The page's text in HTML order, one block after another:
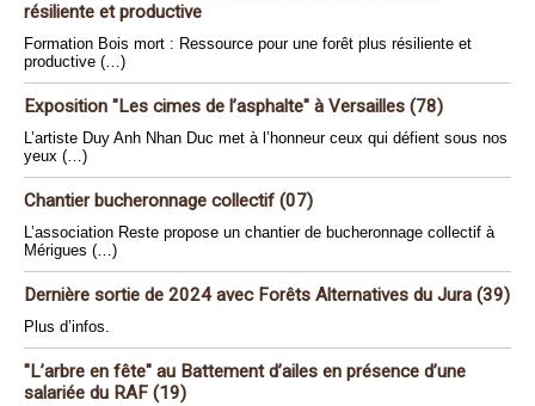
résiliente et productive
Formation Bois mort : Ressource pour une forêt plus résiliente et
productive (…)
Exposition "Les cimes de l’asphalte" à Versailles (78)
L’artiste Duy Anh Nhan Duc met à l’honneur ceux qui défient sous nos
yeux (…)
Chantier bucheronnage collectif (07)
L’association Reste propose un chantier de bucheronnage collectif à
Mérigues (…)
Dernière sortie de 2024 avec Forêts Alternatives du Jura (39)
Plus d’infos.
"L’arbre en fête" au Battement d’ailes en présence d’une
salariée du RAF (19)